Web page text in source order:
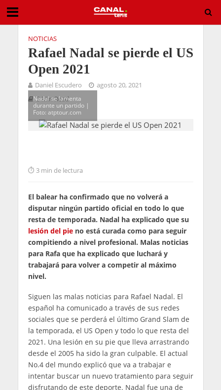
NOTICIAS
Rafael Nadal se pierde el US
Open 2021
Daniel Escudero
agosto 20, 2021
3 Min Read
Nadal se lamenta
durante un partido |
Foto: atptour.com
3 min de lectura
El balear ha confirmado que no volverá a
disputar ningún partido oficial en todo lo que
resta de temporada. Nadal ha explicado que su
lesión del pieno está curada como para seguir
compitiendo a nivel profesional. Malas noticias
para Rafa que ha explicado que luchará y
trabajará para volver a competir al máximo
nivel.
Siguen las malas noticias para Rafael Nadal. El
español ha comunicado a través de sus redes
sociales que se perderá el último Grand Slam de
la temporada, el US Open y todo lo que resta del
2021. Una lesión en su pie que lleva arrastrando
desde el 2005 ha sido la gran culpable. El actual
No.4 del mundo explicó que va a trabajar e
intentar buscar un nuevo tratamiento para seguir
disfrutando de este deporte. Nadal fue una de